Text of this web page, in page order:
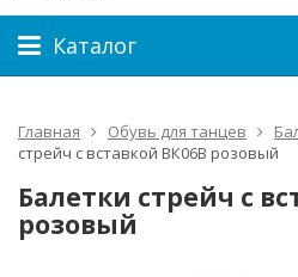
Каталог
Главная Обувь для танцев
стрейч с вставкой ВК06В розовый
Балетки стрейч с
розовый